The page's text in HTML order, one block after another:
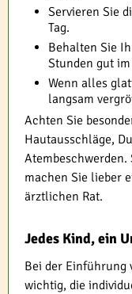
Servieren Sie
Tag.
Behalten Sie
Stunden gut
Wenn alles
langsam
Achten Sie
Hautausschläge,
machen Sie lieber
ärztlichen Rat.
Jedes Kind, ein
Bei der Einführung
wichtig, die